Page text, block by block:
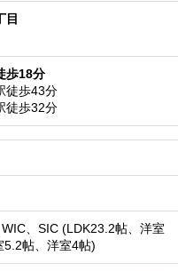
目
歩18分
徒歩43分
徒歩32分
、SIC (LDK23.2帖、洋室
帖、洋室4帖)